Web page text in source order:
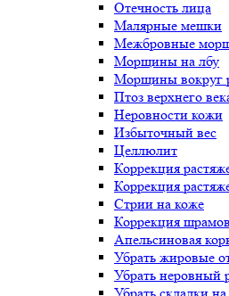
Отечность лица
Малярные мешки
Межбровные
Морщины на лбу
Морщины вокруг
Птоз верхнего
Неровности кожи
Избыточный вес
Целлюлит
Коррекция
Коррекция
Стрии на коже
Коррекция
Апельсиновая
Убрать жировые
Убрать неровный